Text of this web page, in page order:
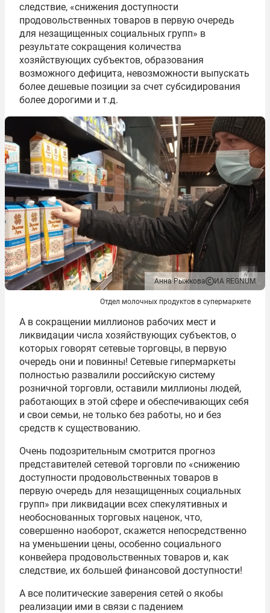
следствие, «снижения доступности
продовольственных товаров в первую очередь
для незащищенных социальных групп» в
результате сокращения количества
хозяйствующих субъектов, образования
возможного дефицита, невозможности выпускать
более дешевые позиции за счет субсидирования
более дорогими и т.д.
Анна Рыжкова ИА REGNUM
Отдел молочных продуктов в супермаркете
А в сокращении миллионов рабочих мест и
ликвидации числа хозяйствующих субъектов, о
которых говорят сетевые торговцы, в первую
очередь они и повинны! Сетевые гипермаркеты
полностью развалили российскую систему
розничной торговли, оставили миллионы людей,
работающих в этой сфере и обеспечивающих себя
и свои семьи, не только без работы, но и без
средств к существованию.
Очень подозрительным смотрится прогноз
представителей сетевой торговли по «снижению
доступности продовольственных товаров в
первую очередь для незащищенных социальных
групп» при ликвидации всех спекулятивных и
необоснованных торговых наценок, что,
совершенно наоборот, скажется непосредственно
на уменьшении цены, особенно социального
конвейера продовольственных товаров и, как
следствие, их большей финансовой доступности!
А все политические заверения сетей о якобы
реализации ими в связи с падением